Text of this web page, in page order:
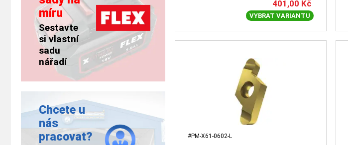
401,00 Kč
VYBRAT VARIANTU
#PM-X61-0602-L
míru
Sestavte
si vlastní
sadu
nářadí
Chcete u
nás
pracovat?